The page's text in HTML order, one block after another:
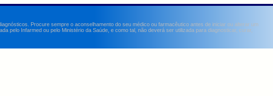
Procure sempre o aconselhamento do seu médico ou farmacêutico antes de iniciar ou alterar um
pelo Infarmed ou pelo Ministério da Saúde, e como tal, não deverá ser utilizada para diagnosticar, curar,